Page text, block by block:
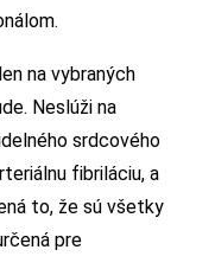
na vybraných
Neslúži na
srdcového
fibriláciu, a
to, že sú všetky
pre